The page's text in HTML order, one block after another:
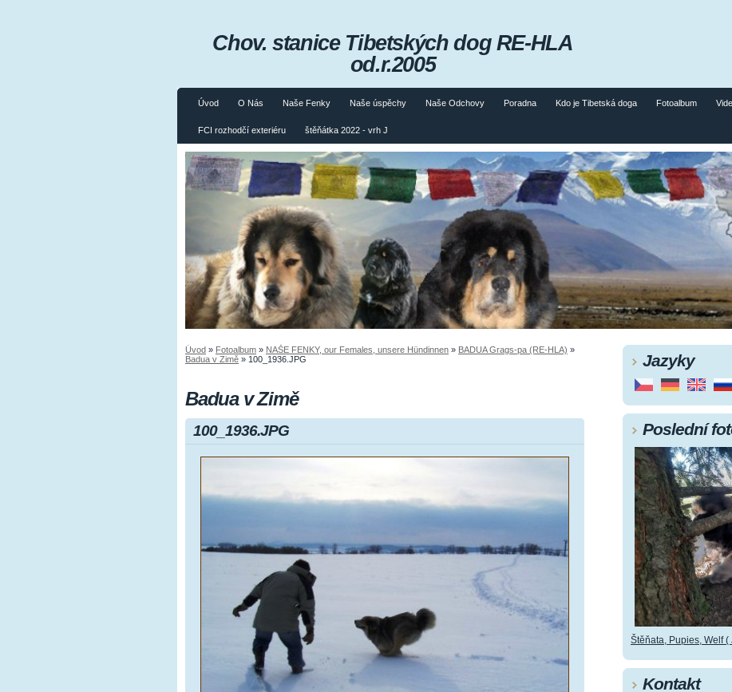
Úvod O Nás Naše Fenky Naše úspěchy Naše Odchovy Poradna Kdo je Tibetská doga Fotoalbum
FCI rozhodčí exteriéru štěňátka 2022 - vrh J
Chov. stanice Tibetských dog RE-HLA
od.r.2005
Úvod » Fotoalbum » NAŠE FENKY, our Females, unsere Hündinnen » BADUA Grags-pa (RE-HLA) »
Badua v Zimě » 100_1936.JPG
Badua v Zimě
100_1936.JPG
Jazyky
Poslední
Štěňata, Pupies, Welf (
Kontakt